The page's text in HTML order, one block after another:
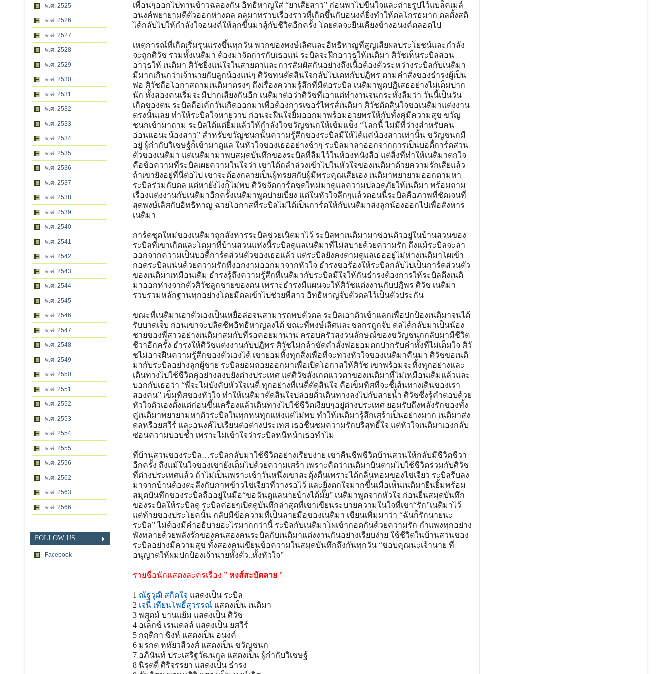
พ.ศ. 2525
พ.ศ. 2526
พ.ศ. 2527
พ.ศ. 2528
พ.ศ. 2529
พ.ศ. 2530
พ.ศ. 2531
พ.ศ. 2532
พ.ศ. 2533
พ.ศ. 2534
พ.ศ. 2535
พ.ศ. 2536
พ.ศ. 2537
พ.ศ. 2538
พ.ศ. 2539
พ.ศ. 2540
พ.ศ. 2541
พ.ศ. 2542
พ.ศ. 2543
พ.ศ. 2544
พ.ศ. 2545
พ.ศ. 2546
พ.ศ. 2547
พ.ศ. 2548
พ.ศ. 2549
พ.ศ. 2550
พ.ศ. 2551
พ.ศ. 2552
พ.ศ. 2553
พ.ศ. 2554
พ.ศ. 2555
พ.ศ. 2556
พ.ศ. 2562
พ.ศ. 2563
พ.ศ. 2566
FOLLOW US
Facebook
เพื่อนๆออกไปทานข้าวฉลองกัน อิทธิหาญใส่ “ยาเสียสาว” ก่อนพาไปขืนใจและถ่ายรูปไว้แบล็คเมล์
อนงค์พยายามตีตัวออกห่างดล ดลมาทราบเรื่องราวที่เกิดขึ้นกับอนงค์ยิ่งทำให้ดลโกรธมาก ดลตั้งสติ
ได้กลับไปให้กำลังใจอนงค์ให้ลุกขึ้นมาสู้กับชีวิตอีกครั้ง โดยดลจะยืนเคียงข้างอนงค์ตลอดไป
เหตุการณ์ที่เกิดเริ่มรุนแรงขึ้นทุกวัน พวกของพงษ์เลิศและอิทธิหาญที่สูญเสียผลประโยชน์และกำลัง
จะถูกศิวัช รวมทั้งเนติมา ต้องมาจัดการกับเธอแน่ ระบิลจะฝึกอาวุธให้เนติมา ศิวัชเห็นระบิลสอน
อาวุธให้ เนติมา ศิวัชยิ่งแน่ใจในสายตาและการสัมผัสกันอย่างถึงเนื้อต้องตัวระหว่างระบิลกับเนติมา
มีมากเกินกว่าเจ้านายกับลูกน้องแน่ๆ ศิวัชทนตัดสินใจกลับไปเดทกับปฏิพร ตามคำสั่งของธำรงผู้เป็น
พ่อ ศิวัชถือโอกาสถามเนติมาตรงๆ ถึงเรื่องความรู้สึกที่มีต่อระบิล เนติมาพูดปฏิเสธอย่างไม่เต็มปาก
นัก ทั้งสองคนเริ่มจะมีปากเสียงกันอีก เนติมาต่อว่าศิวัชที่เอาแต่ทำงานจนกระทั่งลืมว่า วันนี้เป็นวัน
เกิดของตน ระบิลถือเค้กวันเกิดออกมาเพื่อต้องการเซอร์ไพรส์เนติมา ศิวัชตัดสินใจขอเนติมาแต่งงาน
ตรงนั้นเลย ทำให้ระบิลใจหายวาบ ก่อนจะฝืนใจยิ้มออกมาพร้อมอวยพรให้กับทั้งคู่มีความสุข ขวัญ
ชนกเข้ามาถาม ระบิลได้แต่ยิ้มแล้วให้กำลังใจขวัญชนกให้เข้มแข็ง “โลกนี้ ไม่มีที่ว่างสำหรับคน
อ่อนแอนะน้องสาว” สำหรับขวัญชนกนั้นความรู้สึกของระบิลมีให้ได้แค่น้องสาวเท่านั้น ขวัญชนกมี
อยู่ ผู้กำกับวิเชษฐ์ก็เข้ามาดูแล ในหัวใจของเธออย่างช้าๆ ระบิลมาลาออกจากการเป็นบอดี้การ์ดส่วน
ตัวของเนติมา แต่เนติมามาพบสมุดบันทึกของระบิลที่ลืมไว้ในห้องหนังสือ แต่สิ่งที่ทำให้เนติมาตกใจ
คือข้อความที่ระบิลเผยความในใจว่า เขาได้ถลำล่วงเข้าไปในหัวใจของเนติมาด้วยความรักเสียแล้ว
ถ้าเขายังอยู่ที่นี่ต่อไป เขาจะต้องกลายเป็นผู้ทรยศกับผู้มีพระคุณเสียเอง เนติมาพยายามออกตามหา
ระบิลร่วมกับดล แต่หายังไงก็ไม่พบ ศิวัชจัดการ์ดชุดใหม่มาดูแลความปลอดภัยให้เนติมา พร้อมถาม
เรื่องแต่งงานกับเนติมาอีกครั้งเนติมาพูดบ่ายเบี่ยง แต่ในหัวใจลึกๆแล้วตอนนี้ระบิลคือภาพที่ชัดเจนที่
สุดพงษ์เลิศกับอิทธิหาญ ฉวยโอกาสที่ระบิลไม่ได้เป็นการ์ดให้กับเนติมาส่งลูกน้องออกไปเพื่อสังหาร
เนติมา
การ์ดชุดใหม่ของเนติมาถูกสังหารระบิลช่วยเนิตมาไว้ ระบิลพาเนติมามาซ่อนตัวอยู่ในบ้านสวนของ
ระบิลที่เขาเกิดและโตมาที่บ้านสวนแห่งนี้ระบิลดูแลเนติมาที่ไม่สบายด้วยความรัก ถึงแม้ระบิลจะลา
ออกจากความเป็นบอดี้การ์ดส่วนตัวของเธอแล้ว แต่ระบิลยังคงตามดูแลเธออยู่ไม่ห่างเนติมาโผเข้า
กอดระบิลแน่นด้วยความรักที่งอกงามออกมาจากหัวใจ ธำรงขอร้องให้ระบิลกลับไปเป็นการ์ดส่วนตัว
ของเนติมาเหมือนเดิม ธำรงรู้ถึงความรู้สึกที่เนติมากับระบิลมีใจให้กันธำรงต้องการให้ระบิลดึงเนติ
มาออกห่างจากตัวศิวัชลูกชายของตน เพราะธำรงมีแผนจะให้ศิวัชแต่งงานกับปฎิพร ศิวัช เนติมา
รวบรวมหลักฐานทุกอย่างโดยมีดลเข้าไปช่วยพี่สาว อิทธิหาญจับตัวดลไว้เป็นตัวประกัน
ขณะที่เนติมาเอาตัวเองเป็นเหยื่อล่อจนสามารถพบตัวดล ระบิลเอาตัวเข้าแลกเพื่อปกป้องเนติมาจนได้
รับบาดเจ็บ ก่อนเขาจะปลิดชีพอิทธิหาญลงได้ ขณะที่พงษ์เลิศและชลกรถูกจับ ดลได้กลับมาเป็นน้อง
ชายของพี่สาวอย่างเนติมาสมกับที่รอคอยมานาน ครอบครัวสงวนลักษณ์ของขวัญชนกกลับมามีชีวิต
ชีวาอีกครั้ง ธำรงให้ศิวัชแต่งงานกับปฏิพร ศิวัชไม่กล้าขัดคำสั่งพ่อยอมตกปากรับคำทั้งที่ไม่เต็มใจ ศิวั
ชไม่อาจฝืนความรู้สึกของตัวเองได้ เขายอมทิ้งทุกสิ่งเพื่อที่จะทวงหัวใจของเนติมาคืนมา ศิวัชขอเนติ
มากับระบิลอย่างลูกผู้ชาย ระบิลยอมถอยออกมาเพื่อเปิดโอกาสให้ศิวัช เขาพร้อมจะทิ้งทุกอย่างและ
เดินทางไปใช้ชีวิตคู่อย่างสงบยังต่างประเทศ แต่ศิวัชสังเกตแววตาของเนติมาที่ไม่เหมือนเดิมแล้วและ
บอกกับเธอว่า “พี่จะไม่บังคับหัวใจเนติ์ ทุกอย่างที่เนติ์ตัดสินใจ คือเข็มทิศที่จะชี้เส้นทางเดินของเรา
สองคน” เข็มทิศของหัวใจ ทำให้เนติมาตัดสินใจปล่อยตั๋วเดินทางลงไปกับสายน้ำ ศิวัชซึ่งรู้คำตอบด้วย
หัวใจตัวเองตั้งแต่ก่อนขึ้นเครื่องแล้วเดินทางไปใช้ชีวิตเงียบๆอยู่ต่างประเทศ ยอมรับถึงพลังรักของทั้ง
คู่เนติมาพยายามหาตัวระบิลในทุกหนทุกแห่งแต่ไม่พบ ทำให้เนติมารู้สึกเศร้าเป็นอย่างมาก เนติมาส่ง
ดลหรือยศวีร์ และอนงค์ไปเรียนต่อต่างประเทศ เธอชื่นชมความรักบริสุทธิ์ใจ แต่หัวใจเนติมาเองกลับ
ซ่อนความบอบช้ำ เพราะไม่เข้าใจว่าระบิลหนีหน้าเธอทำไม
ที่บ้านสวนของระบิล…ระบิลกลับมาใช้ชีวิตอย่างเรียบง่าย เขาคืนชีพชีวิตบ้านสวนให้กลับมีชีวิตชีวา
อีกครั้ง ถึงแม้ในใจของเขายังเต็มไปด้วยความเศร้า เพราะคิดว่าเนติมาบินตามไปใช้ชีวิตร่วมกับศิวัช
ที่ต่างประเทศแล้ว ถ้าไม่เป็นเพราะเช้าวันหนึ่งเขาสะดุ้งตื่นเพราะได้กลิ่นหอมของไข่เจียว ระบิลรีบลง
มาจากบ้านต้องตะลึงกับภาพข้าวไข่เจียวที่วางรอไว้ และยิ่งตกใจมากขึ้นเมื่อเห็นเนติมายืนยิ้มพร้อม
สมุดบันทึกของระบิลถืออยู่ในมือ“ขอฉันดูแลนายบ้างได้มั๊ย” เนติมาพูดจากหัวใจ ก่อนยื่นสมุดบันทึก
ของระบิลให้ระบิลดู ระบิลค่อยๆเปิดดูบันทึกล่าสุดที่เขาเขียนระบายความในใจที่เขา“รัก”เนติมาไว้
แต่ท้ายของประโยคนั้น กลับมีข้อความที่เป็นลายมือของเนติมา เขียนเพิ่มมาว่า “ฉันก็รักนายนะ
ระบิล” ไม่ต้องมีคำอธิบายอะไรมากกว่านี้ ระบิลกับเนติมาโผเข้ากอดกันด้วยความรัก กำแพงทุกอย่าง
พังทลายด้วยพลังรักของคนสองคนระบิลกับเนติมาแต่งงานกันอย่างเรียบง่าย ใช้ชีวิตในบ้านสวนของ
ระบิลอย่างมีความสุข ทั้งสองคนเขียนข้อความในสมุดบันทึกถึงกันทุกวัน “ขอบคุณนะเจ้านาย ที่
อนุญาตให้ผมปกป้องเจ้านายทั้งตัว..ทั้งหัวใจ”
รายชื่อนักแสดงละครเรื่อง ” หงส์สะบัดลาย”
1 ณัฐวุฒิ สกิดใจ แสดงเป็น ระบิล
2 เจนี่ เทียนโพธิ์สุวรรณ์แสดงเป็น เนติมา
3 พศุตม์ บานแย้ม แสดงเป็น ศิวัช
4 อเล็กซ์ เรนเดลล์ แสดงเป็น ยศวีร์
5 กฤติกา ซิงห์ แสดงเป็น อนงค์
6 มรกต หทัยวสีวงศ์ แสดงเป็น ขวัญชนก
7 อภินันท์ ประเสริฐวัฒนกุล แสดงเป็น ผู้กำกับวิเชษฐ์
8 นิรุตติ์ ศิริจรรยา แสดงเป็น ธำรง